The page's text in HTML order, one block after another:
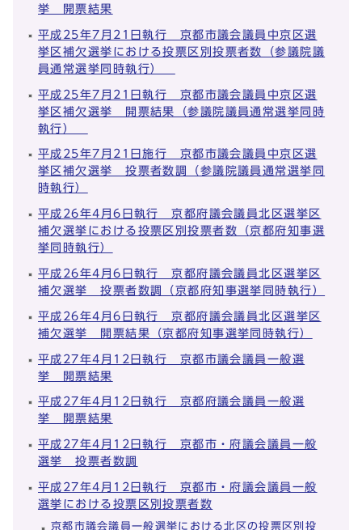
挙 開票結果
平成25年7月21日執行 京都市議会議員中京区選
挙区補欠選挙における投票区別投票者数（参議院議
員通常選挙同時執行）
平成25年7月21日執行 京都市議会議員中京区選
挙区補欠選挙 開票結果（参議院議員通常選挙同時
執行）
平成25年7月21日施行 京都市議会議員中京区選
挙区補欠選挙 投票者数調（参議院議員通常選挙同
時執行）
平成26年4月6日執行 京都府議会議員北区選挙区
補欠選挙における投票区別投票者数（京都府知事選
挙同時執行）
平成26年4月6日執行 京都府議会議員北区選挙区
補欠選挙 投票者数調（京都府知事選挙同時執行）
平成26年4月6日執行 京都府議会議員北区選挙区
補欠選挙 開票結果（京都府知事選挙同時執行）
平成27年4月12日執行 京都市議会議員一般選
挙 開票結果
平成27年4月12日執行 京都府議会議員一般選
挙 開票結果
平成27年4月12日執行 京都市・府議会議員一般
選挙 投票者数調
平成27年4月12日執行 京都市・府議会議員一般
選挙における投票区別投票者数
京都市議会議員一般選挙における北区の投票区別投